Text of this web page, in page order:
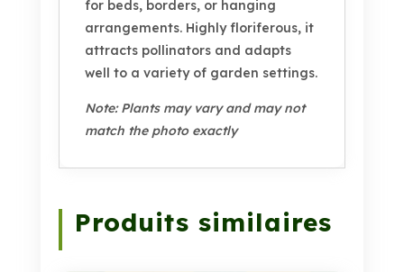
for beds, borders, or hanging
arrangements. Highly floriferous, it
attracts pollinators and adapts
well to a variety of garden settings.
Note: Plants may vary and may not
match the photo exactly
Produits similaires